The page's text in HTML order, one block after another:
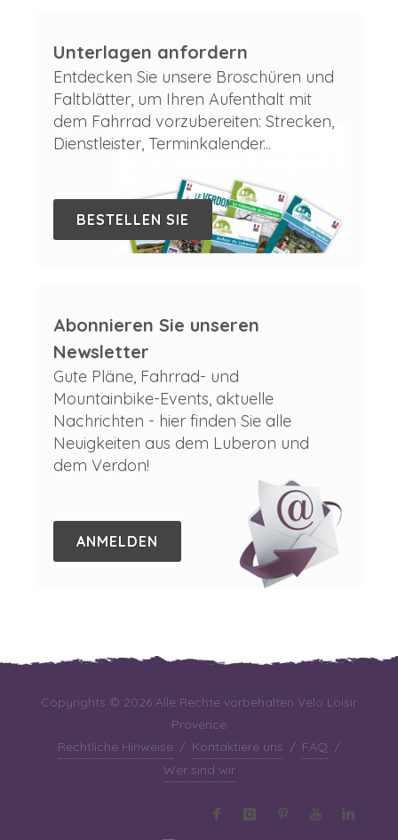
Unterlagen anfordern
Entdecken Sie unsere Broschüren und
Faltblätter, um Ihren Aufenthalt mit
dem Fahrrad vorzubereiten: Strecken,
Dienstleister, Terminkalender...
BESTELLEN SIE
Abonnieren Sie unseren
Newsletter
Gute Pläne, Fahrrad- und
Mountainbike-Events, aktuelle
Nachrichten - hier finden Sie alle
Neuigkeiten aus dem Luberon und
dem Verdon!
ANMELDEN
Copyrights © 2026 Alle Rechte vorbehalten Velo Loisir
Provence
Rechtliche Hinweise / Kontaktiere uns / FAQ /
Wer sind wir